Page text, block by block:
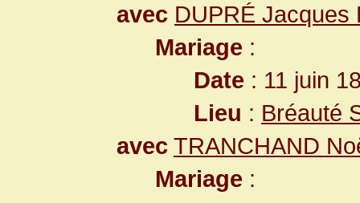
avec DUPRÉ Jacques
Mariage :
Date : 11 juin
Lieu : Bréauté
avec TRANCHAND
Mariage :